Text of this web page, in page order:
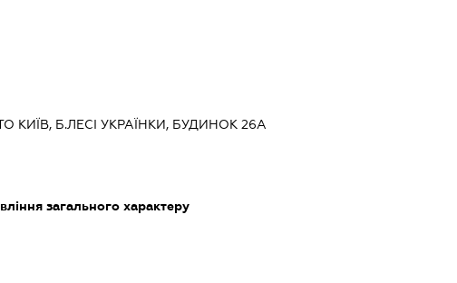
КИЇВ, Б.ЛЕСІ УКРАЇНКИ, БУДИНОК 26А
загального характеру